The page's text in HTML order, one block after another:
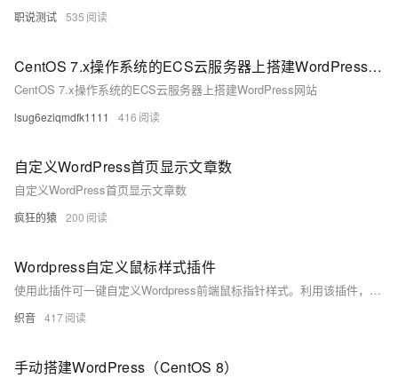
职说测试 535
CentOS 7.x操作系统的ECS云服务器上搭建WordPress网站
CentOS 7.x操作系统的ECS云服务器上搭建WordPress网站
lsug6eziqmdfk1111 416
自定义WordPress首页显示文章数
自定义WordPress首页显示文章数
疯狂的猿 200
Wordpress自定义鼠标样式插件
使用此插件可一键自定义Wordpress前端鼠标指针样式。利用该插件，站长可以快速实现替换多种鼠标指针样式于网站前端。，该插件允许用户一键自定义网站前端的鼠标指针样式，提供多种图案选择。插件资源来源于网络并已开源，无商业性质。包含插件截图和使用教程：用户可从蓝奏云或GitHub下载插件zip文件，然后在WordPress中安装。
织音 417
手动搭建WordPress（CentOS 8）